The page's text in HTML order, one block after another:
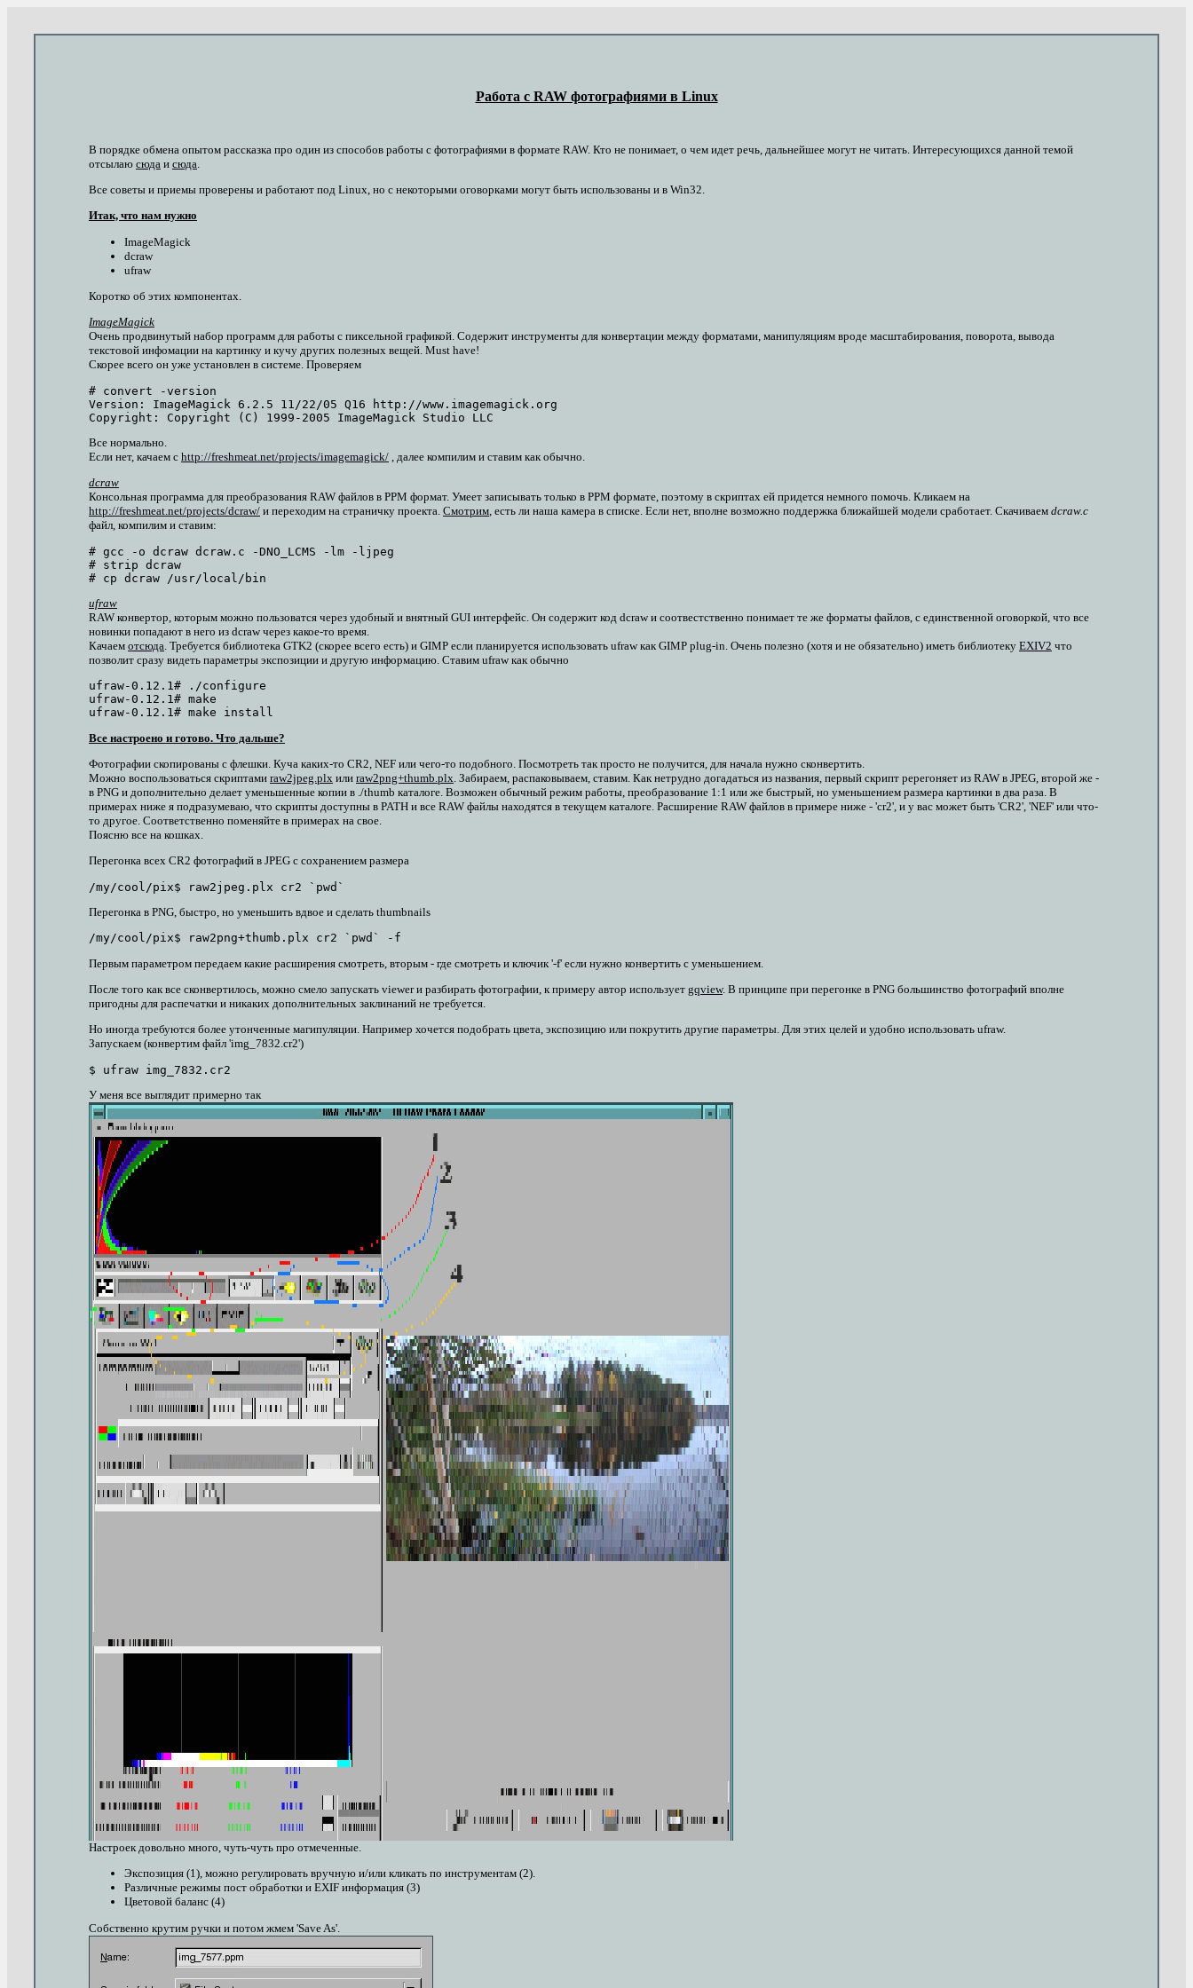
Работа с RAW фотографиями в Linux
В порядке обмена опытом рассказка про один из способов работы с фотографиями в формате RAW. Кто не понимает, о чем идет речь, дальнейшее могут не читать. Интересующихся данной темой
отсылаю сюда и сюда
Все советы и приемы проверены и работают под Linux, но с некоторыми оговорками могут быть использованы и в Win32.
Итак, что нам нужно
ImageMagick
dcraw
ufraw
Коротко об этих компонентах.
ImageMagick
Очень продвинутый набор программ для работы с пиксельной графикой. Содержит инструменты для конвертации между форматами, манипуляциям вроде масштабирования, поворота, вывода
текстовой инфомации на картинку и кучу других полезных вещей. Must have!
Скорее всего он уже установлен в системе. Проверяем
# convert -version
Version: ImageMagick 6.2.5 11/22/05 Q16 http://www.imagemagick.org
Все нормально.
Если нет, качаем с http://freshmeat.net/projects/imagemagick/ , далее компилим и ставим как обычно.
dcraw
Консольная программа для преобразования RAW файлов в PPM формат. Умеет записывать только в PPM формате, поэтому в скриптах ей придется немного помочь. Кликаем на
http://freshmeat.net/projects/dcraw/ и переходим на страничку проекта. Смотрим, есть ли наша камера в списке. Если нет, вполне возможно поддержка ближайшей модели сработает. Скачиваем dcraw.c
файл, компилим и ставим:
# gcc -o dcraw dcraw.c -DNO_LCMS -lm -ljpeg
# strip dcraw
ufraw
RAW конвертор, которым можно пользоватся через удобный и внятный GUI интерфейс. Он содержит код dcraw и соотвестственно понимает те же форматы файлов, с единственной оговоркой, что все
новинки попадают в него из dcraw через какое-то время.
Качаем отсюда . Требуется библиотека GTK2 (скорее всего есть) и GIMP если планируется использовать ufraw как GIMP plug-in. Очень полезно (хотя и не обязательно) иметь библиотеку EXIV2 что
позволит сразу видеть параметры экспозиции и другую информацию. Ставим ufraw как обычно
ufraw-0.12.1# ./configure
ufraw-0.12.1# make
Все настроено и готово. Что дальше?
Фотографии скопированы с флешки. Куча каких-то CR2, NEF или чего-то подобного. Посмотреть так просто не получится, для начала нужно сконвертить.
Можно воспользоваться скриптами raw2jpeg.plx или raw2png+thumb.plx . Забираем, распаковываем, ставим. Как нетрудно догадаться из названия, первый скрипт ререгоняет из RAW в JPEG, второй же -
в PNG и дополнительно делает уменьшенные копии в ./thumb каталоге. Возможен обычный режим работы, преобразование 1:1 или же быстрый, но уменьшением размера картинки в два раза. В
примерах ниже я подразумеваю, что скрипты доступны в PATH и все RAW файлы находятся в текущем каталоге. Расширение RAW файлов в примере ниже - 'cr2', и у вас может быть 'CR2', 'NEF' или что-
то другое. Соответственно поменяйте в примерах на свое.
Поясню все на кошках.
Перегонка всех CR2 фотографий в JPEG с сохранением размера
Перегонка в PNG, быстро, но уменьшить вдвое и сделать thumbnails
Первым параметром передаем какие расширения смотреть, вторым - где смотреть и ключик '-f' если нужно конвертить с уменьшением.
После того как все сконвертилось, можно смело запускать viewer и разбирать фотографии, к примеру автор использует gqview. В принципе при перегонке в PNG большинство фотографий вполне
пригодны для распечатки и никаких дополнительных заклинаний не требуется.
Но иногда требуются более утонченные магипуляции. Например хочется подобрать цвета, экспозицию или покрутить другие параметры. Для этих целей и удобно использовать ufraw.
Запускаем (конвертим файл 'img_7832.cr2')
У меня все выглядит примерно так
Настроек довольно много, чуть-чуть про отмеченные.
Экспозиция (1), можно регулировать вручную и/или кликать по инструментам (2).
Различные режимы пост обработки и EXIF информация (3)
Цветовой баланс (4)
Собственно крутим ручки и потом жмем 'Save As'.